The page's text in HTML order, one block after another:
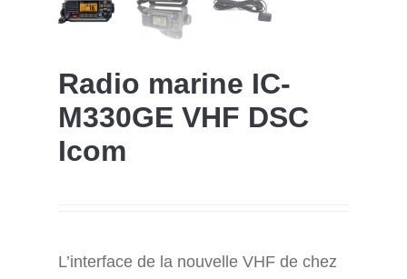
Radio marine IC-
M330GE VHF DSC
Icom
L’interface de la nouvelle VHF de chez